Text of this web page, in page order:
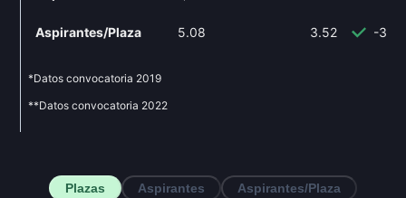
Aspirantes/Plaza 5.08 3.52 -
*Datos convocatoria 2019
**Datos convocatoria 2022
Plazas Aspirantes Aspirantes/Plaza